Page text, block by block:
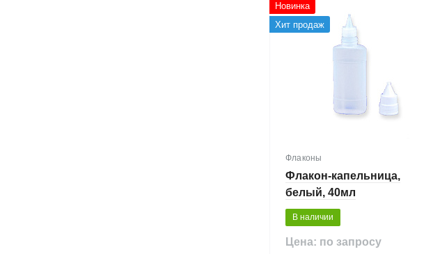
Новинка
Хит продаж
Флаконы
Флакон-капельница,
белый, 40мл
В наличии
Цена: по запросу